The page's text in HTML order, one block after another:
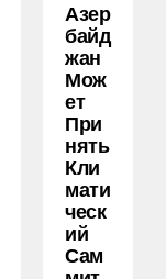
Азер
Байд
Жан
Мож
Ет
При
Нять
Кли
Мати
Ческ
Ий
Сам